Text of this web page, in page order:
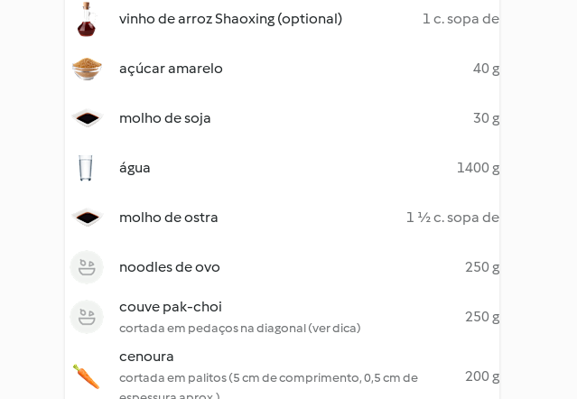
vinho de arroz Shaoxing (optional) 1 c. sopa de
açúcar amarelo 40 g
molho de soja 30 g
água 1400 g
molho de ostra 1 ½ c. sopa de
noodles de ovo 250 g
couve pak-choi
cortada em pedaços na diagonal (ver dica)
250 g
cenoura
cortada em palitos (5 cm de comprimento, 0,5 cm de
200 g